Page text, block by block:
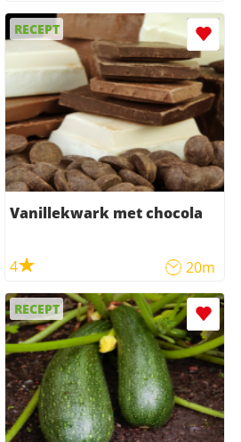
RECEPT
Vanillekwark met chocola
4 20m
RECEPT